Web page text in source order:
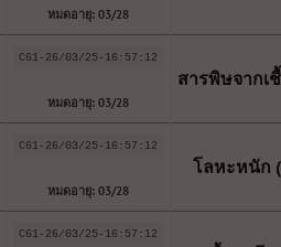
หมดอายุ: 03/28
C61-26/03/25-16:57:12
หมดอายุ: 03/28
สารพิษจากเ
C61-26/03/25-16:57:12
หมดอายุ: 03/28
โลหะหนัก
C61-26/03/25-16:57:12